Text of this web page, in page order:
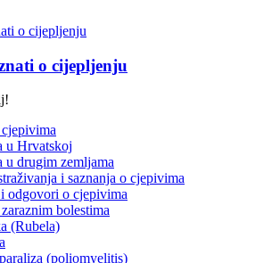
o cijepljenju
u Hrvatskoj
u drugim zemljama
i saznanja o cjepivima
odgovori o cjepivima
bolestima
(Rubela)
(poliomyelitis)